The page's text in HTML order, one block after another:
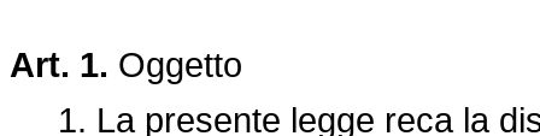
Art. 1. Oggetto
1. La presente legge reca la